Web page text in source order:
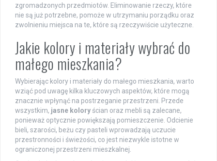
zgromadzonych przedmiotów. Eliminowanie rzeczy, które
nie są już potrzebne, pomoże w utrzymaniu porządku oraz
zwolnieniu miejsca na te, które są rzeczywiście użyteczne.
Jakie kolory i materiały wybrać do
małego mieszkania?
Wybierając kolory i materiały do małego mieszkania, warto
wziąć pod uwagę kilka kluczowych aspektów, które mogą
znacznie wpłynąć na postrzeganie przestrzeni. Przede
wszystkim, jasne kolory ścian oraz mebli są zalecane,
ponieważ optycznie powiększają pomieszczenie. Odcienie
bieli, szarości, beżu czy pasteli wprowadzają uczucie
przestronności i świeżości, co jest niezwykle istotne w
ograniczonej przestrzeni mieszkalnej.